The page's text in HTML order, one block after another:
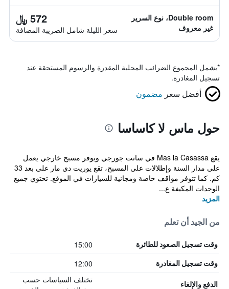
Double room، نوع السرير
غير معروف
572 ﷼
سعر الليلة شامل الصريبة المضافة
*يشمل المجموع الضرائب المحلية المقدرة والرسوم المستحقة عند
تسجيل المغادرة.
أفضل سعر مضمون
حول ماس لا كاساسا
يقع Mas la Casassa في سانت جورجي ويوفر مسبح خارجي يعمل
على مدار السنة وإطلالات على المسبح، تقع يوريت دي مار على بعد 33
كم. كما تتوفر مواقف خاصة ومجانية للسيارات في الموقع. تحتوي جميع
الوحدات المكيفة ع...
المزيد
من الجيد أن تعلم
وقت تسجيل الصعود للطائرة 15:00
وقت تسجيل المغادرة 12:00
الدفع والإلغاء
تختلف السياسات حسب